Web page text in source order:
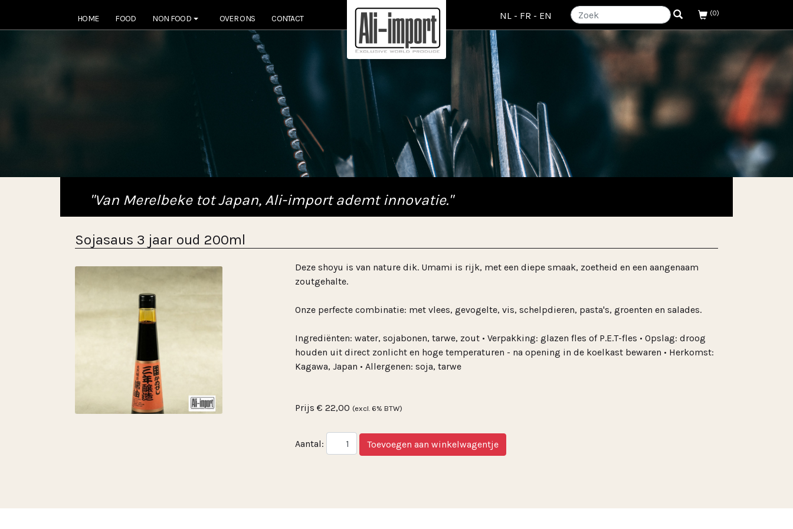
HOME FOOD NON FOOD OVER ONS CONTACT
(0)
NL - FR - EN
"Van Merelbeke tot Japan, Ali-import ademt innovatie."
Sojasaus 3 jaar oud 200ml
Deze shoyu is van nature dik. Umami is rijk, met een diepe smaak, zoetheid en een aangenaam
zoutgehalte.
Onze perfecte combinatie: met vlees, gevogelte, vis, schelpdieren, pasta's, groenten en salades.
Ingrediënten: water, sojabonen, tarwe, zout • Verpakking: glazen fles of P.E.T-fles • Opslag: droog
houden uit direct zonlicht en hoge temperaturen - na opening in de koelkast bewaren • Herkomst:
Kagawa, Japan • Allergenen: soja, tarwe
Prijs€ 22,00 (excl. 6% BTW)
Aantal: